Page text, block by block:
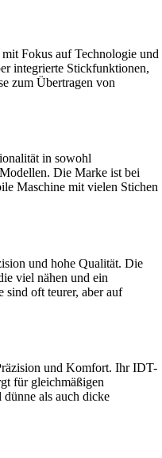
Fokus auf Technologie und
integrierte Stickfunktionen,
zum Übertragen von
in sowohl
Die Marke ist bei
Maschine mit vielen Stichen
und hohe Qualität. Die
viel nähen und ein
sind oft teurer, aber auf
und Komfort. Ihr IDT-
für gleichmäßigen
als auch dicke